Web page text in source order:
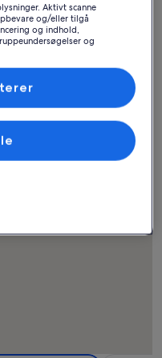
nær
Aktivt scanne
og/eller tilgå
og indhold,
og